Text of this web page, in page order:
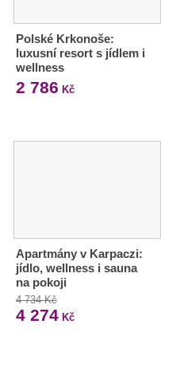
Polské Krkonoše:
luxusní resort s jídlem i
wellness
2 786 Kč
Apartmány v Karpaczi:
jídlo, wellness i sauna
na pokoji
4 734 Kč
4 274Kč